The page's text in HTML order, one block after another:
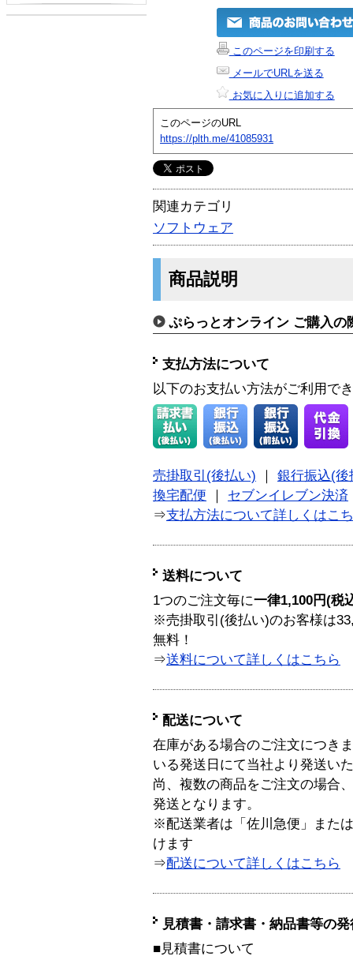
このページを印刷する
メールでURLを送る
お気に入りに追加する
このページのURL
https://plth.me/41085931
関連カテゴリ
ソフトウェア
商品説明
ぷらっとオンライン ご購入の
支払方法について
以下のお支払い方法がご利用で
売掛取引(後払い)
銀行振込(後
換宅配便
セブンイレブン決済
⇒支払方法について詳しくはこ
送料について
1つのご注文毎に一律1,100円(税
※売掛取引(後払い)のお客様は
無料！
⇒送料について詳しくはこちら
配送について
在庫がある場合のご注文につき
いる発送日にて当社より発送い
尚、複数の商品をご注文の場合
発送となります。
※配送業者は「佐川急便」また
けます
⇒配送について詳しくはこちら
見積書・請求書・納品書等の
■見積書について